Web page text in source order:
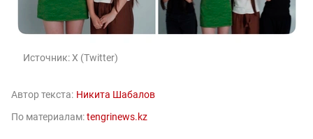
Источник:X (Twitter)
Автор текста: Никита Шабалов
По материалам:tengrinews.kz